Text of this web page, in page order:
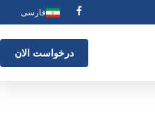
فارسی
درخواست الان